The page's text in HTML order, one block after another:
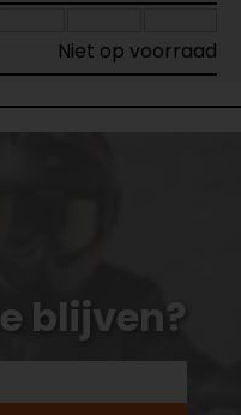
Niet op voorraad
blijven?